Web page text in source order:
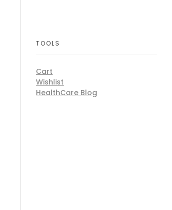
TOOLS
Cart
Wishlist
HealthCare Blog